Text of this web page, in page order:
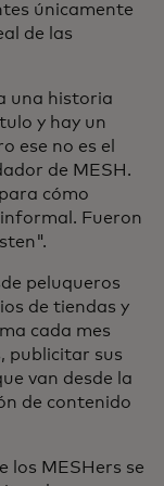
únicamente
de las
una historia
y hay un
ese no es el
de MESH.
cómo
Fueron
peluqueros
de tiendas y
cada mes
publicitar sus
van desde la
de contenido
los MESHers se